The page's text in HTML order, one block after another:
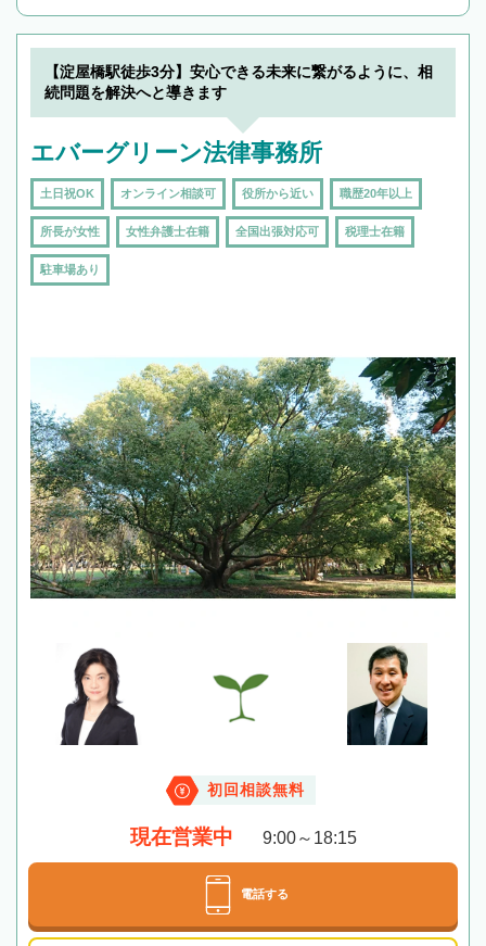
んで検索してみましょう。
19時以降TEL可の条件
を加えて再検索
【淀屋橋駅徒歩3分】安心できる未来に繋がるように、相
続問題を解決へと導きます
エバーグリーン法律事務所
土日祝OK オンライン相談可 役所から近い 職歴20年以上
所長が女性 女性弁護士在籍 全国出張対応可 税理士在籍
駐車場あり
初回相談無料
現在営業中 9:00～18:15
電話する